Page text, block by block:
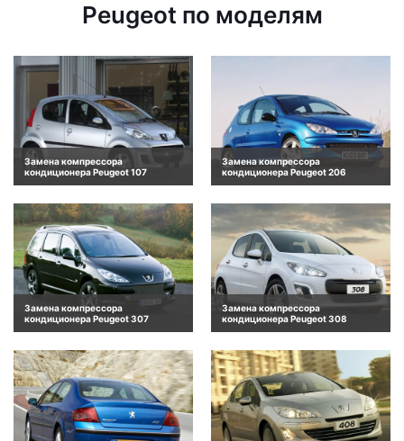
Peugeot по моделям
Замена компрессора
кондиционера Peugeot 107
Замена компрессора
кондиционера Peugeot 206
Замена компрессора
кондиционера Peugeot 307
Замена компрессора
кондиционера Peugeot 308